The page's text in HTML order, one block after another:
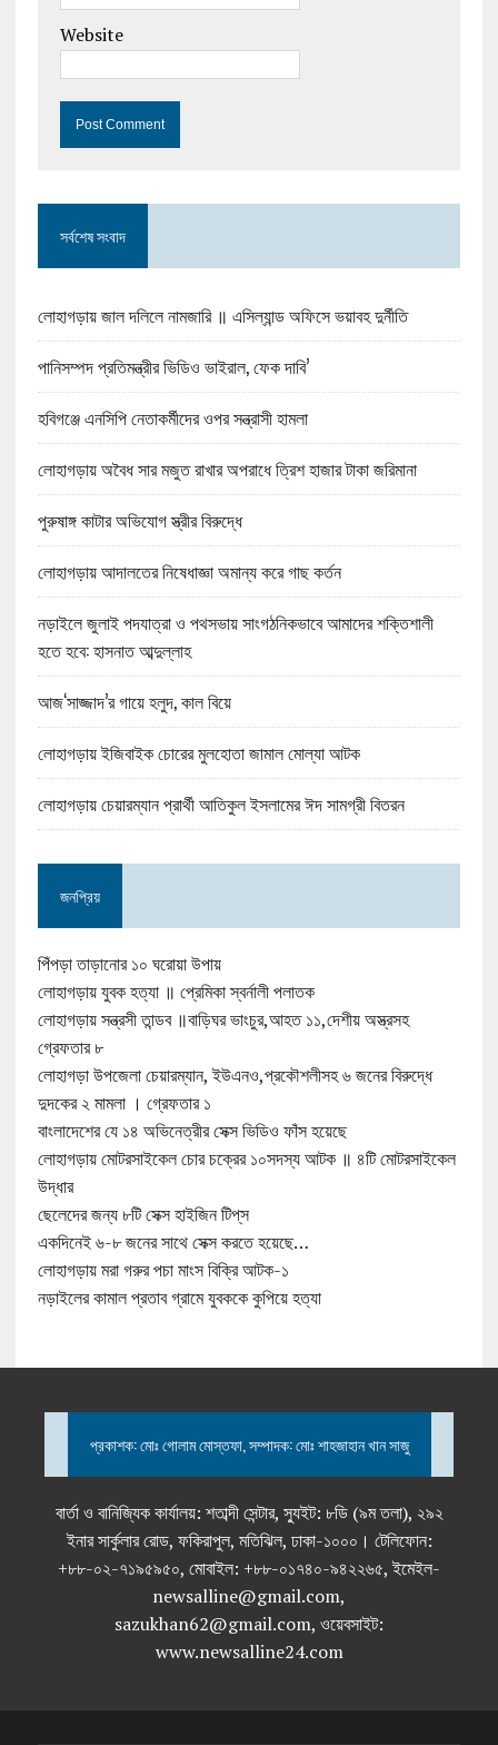
Website
সর্বশেষ সংবাদ
লোহাগড়ায় জাল দলিলে নামজারি ॥ এসিল্যান্ড অফিসে ভয়াবহ দুর্নীতি
পানিসম্পদ প্রতিমন্ত্রীর ভিডিও ভাইরাল, ফেক দাবি’
হবিগঞ্জে এনসিপি নেতাকর্মীদের ওপর সন্ত্রাসী হামলা
লোহাগড়ায় অবৈধ সার মজুত রাখার অপরাধে ত্রিশ হাজার টাকা জরিমানা
পুরুষাঙ্গ কাটার অভিযোগ স্ত্রীর বিরুদ্ধে
লোহাগড়ায় আদালতের নিষেধাজ্ঞা অমান্য করে গাছ কর্তন
নড়াইলে জুলাই পদযাত্রা ও পথসভায় সাংগঠনিকভাবে আমাদের শক্তিশালী
হতে হবে: হাসনাত আব্দুল্লাহ
আজ‘সাজ্জাদ’র গায়ে হলুদ, কাল বিয়ে
লোহাগড়ায় ইজিবাইক চোরের মুলহোতা জামাল মোল্যা আটক
লোহাগড়ায় চেয়ারম্যান প্রার্থী আতিকুল ইসলামের ঈদ সামগ্রী বিতরন
জনপ্রিয়
পিঁপড়া তাড়ানোর ১০ ঘরোয়া উপায়
লোহাগড়ায় যুবক হত্যা ॥ প্রেমিকা স্বর্নালী পলাতক
লোহাগড়ায় সন্ত্রসী তান্ডব ॥বাড়িঘর ভাংচুর,আহত ১১,দেশীয় অস্ত্রসহ
গ্রেফতার ৮
লোহাগড়া উপজেলা চেয়ারম্যান, ইউএনও,প্রকৌশলীসহ ৬ জনের বিরুদ্ধে
দুদকের ২ মামলা । গ্রেফতার ১
বাংলাদেশের যে ১৪ অভিনেত্রীর সেক্স ভিডিও ফাঁস হয়েছে
লোহাগড়ায় মোটরসাইকেল চোর চক্রের ১০সদস্য আটক ॥ ৪টি মোটরসাইকেল
উদ্ধার
ছেলেদের জন্য ৮টি সেক্স হাইজিন টিপ্‌স
একদিনেই ৬-৮ জনের সাথে সেক্স করতে হয়েছে…
লোহাগড়ায় মরা গরুর পচা মাংস বিক্রি আটক-১
নড়াইলের কামাল প্রতাব গ্রামে যুবককে কুপিয়ে হত্যা
প্রকাশক: মোঃ গোলাম মোস্তফা, সম্পাদক: মোঃ শাহজাহান খান সাজু
বার্তা ও বানিজ্যিক কার্যালয়: শতাব্দী সেন্টার, স্যুইট: ৮ডি (৯ম তলা), ২৯২
ইনার সার্কুলার রোড, ফকিরাপুল, মতিঝিল, ঢাকা-১০০০। টেলিফোন:
+৮৮-০২-৭১৯৫৯৫০, মোবাইল: +৮৮-০১৭৪০-৯৪২২৬৫, ইমেইল-
newsalline@gmail.com,
sazukhan62@gmail.com, ওয়েবসাইট:
www.newsalline24.com